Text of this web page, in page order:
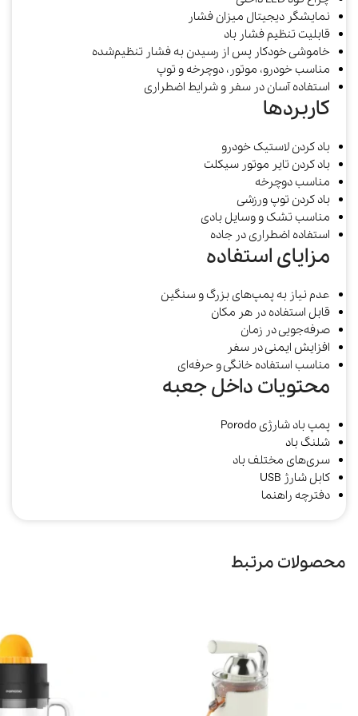
نمایشگر دیجیتال میزان فشار
قابلیت تنظیم فشار باد
خاموشی خودکار پس از رسیدن به فشار تنظیم‌شده
مناسب خودرو، موتور، دوچرخه و توپ
استفاده آسان در سفر و شرایط اضطراری
کاربردها
باد کردن لاستیک خودرو
باد کردن تایر موتور سیکلت
مناسب دوچرخه
باد کردن توپ ورزشی
مناسب تشک و وسایل بادی
استفاده اضطراری در جاده
مزایای استفاده
عدم نیاز به پمپ‌های بزرگ و سنگین
قابل استفاده در هر مکان
صرفه‌جویی در زمان
افزایش ایمنی در سفر
مناسب استفاده خانگی و حرفه‌ای
محتویات داخل جعبه
پمپ باد شارژی Porodo
شلنگ باد
سری‌های مختلف باد
کابل شارژ USB
دفترچه راهنما
محصولات مرتبط